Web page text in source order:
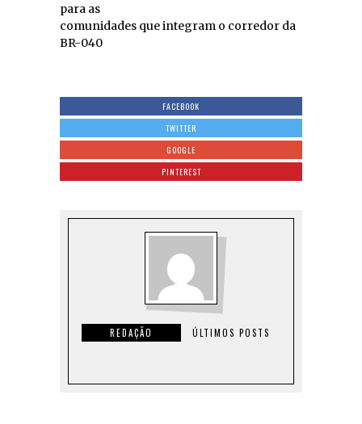
para as
comunidades que integram o corredor da
BR-040
FACEBOOK
TWITTER
GOOGLE
PINTEREST
REDAÇÃO ÚLTIMOS POSTS